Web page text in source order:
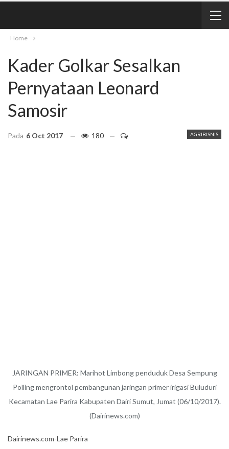
Home
Kader Golkar Sesalkan
Pernyataan Leonard
Samosir
AGRIBISNIS
Pada 6 Oct 2017 180
JARINGAN PRIMER: Marihot Limbong penduduk Desa Sempung
Polling mengrontol pembangunan jaringan primer irigasi Buluduri
Kecamatan Lae Parira Kabupaten Dairi Sumut, Jumat (06/10/2017).
(Dairinews.com)
Dairinews.com-Lae Parira